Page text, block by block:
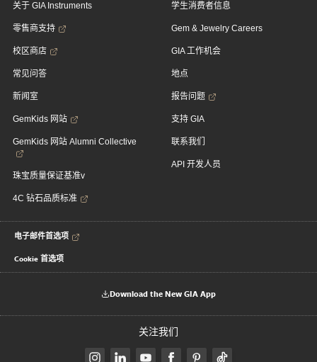
关于 GIA Instruments
零售商支持
校区商店
常见问答
新闻室
GemKids 网站
GemKids 网站 Alumni Collective
珠宝质量保证基准v
4C 钻石品质标准
学生消费者信息
Gem & Jewelry Careers
GIA 工作机会
地点
报告问题
支持 GIA
联系我们
API 开发人员
电子邮件首选项
Cookie 首选项
Download the New GIA App
关注我们